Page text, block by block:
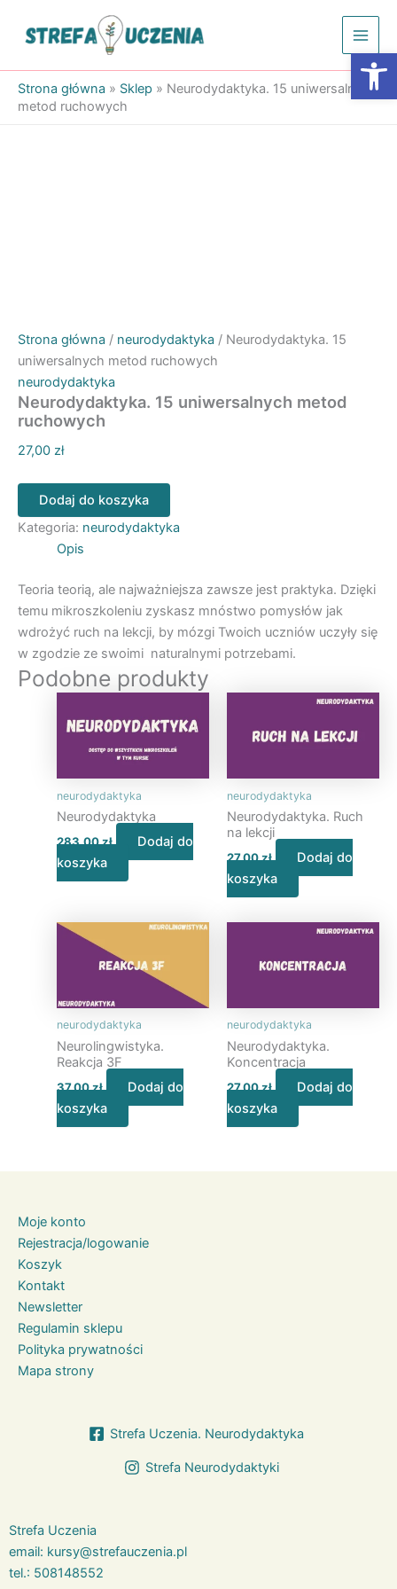
Strona główna » Sklep » Neurodydaktyka. 15 uniwersalnych
metod ruchowych
Strona główna / neurodydaktyka / Neurodydaktyka. 15
uniwersalnych metod ruchowych
neurodydaktyka
Neurodydaktyka. 15 uniwersalnych metod
ruchowych
27,00 zł
liczba
Neurodydaktyka.
15
uniwersalnych
Dodaj do koszyka
Kategoria: neurodydaktyka
Opis
Teoria teorią, ale najważniejsza zawsze jest praktyka. Dzięki
temu mikroszkoleniu zyskasz mnóstwo pomysłów jak
wdrożyć ruch na lekcji, by mózgi Twoich uczniów uczyły się
w zgodzie ze swoimi naturalnymi potrzebami.
Podobne produkty
neurodydaktyka
Neurodydaktyka
283,00zł
Dodaj do
koszyka
neurodydaktyka
Neurodydaktyka. Ruch
na lekcji
27,00zł
Dodaj do
koszyka
neurodydaktyka
Neurolingwistyka.
Reakcja 3F
37,00zł
Dodaj do
koszyka
neurodydaktyka
Neurodydaktyka.
Koncentracja
27,00zł
Dodaj do
koszyka
Moje konto
Rejestracja/logowanie
Koszyk
Kontakt
Newsletter
Regulamin sklepu
Polityka prywatności
Mapa strony
Strefa Uczenia. Neurodydaktyka
Strefa Neurodydaktyki
Strefa Uczenia
email: kursy@strefauczenia.pl
tel.: 508148552